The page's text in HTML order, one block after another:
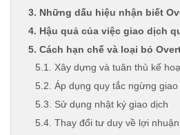
3. Những dấu hiệu nhận biết
4. Hậu quả của việc giao dịch
5. Cách hạn chế và loại bỏ
5.1. Xây dựng và tuân thủ kế
5.2. Áp dụng quy tắc ngừng
5.3. Sử dụng nhật ký giao dịch
5.4. Thay đổi tư duy về lợi nhuận